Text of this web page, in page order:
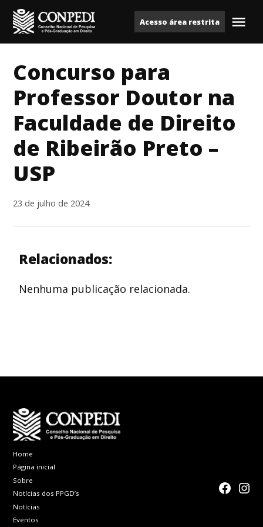
para
o
ConpediAcesso área restrita
Concurso para
Professor Doutor na
Faculdade de Direito
de Ribeirão Preto –
USP
23 de julho de 2024
Relacionados:
Nenhuma publicação relacionada.
Home
Página inicial
Sobre
Notícias dos PPGD’s
Notícias
Eventos